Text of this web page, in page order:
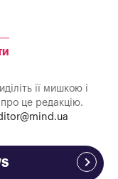
її мишкою і
це редакцію.